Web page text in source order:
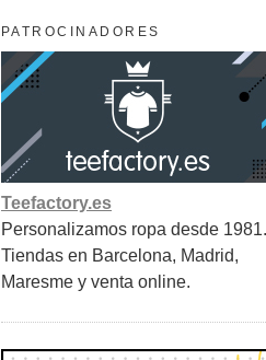
PATROCINADORES
Teefactory.es
Personalizamos ropa desde 1981.
Tiendas en Barcelona, Madrid,
Maresme y venta online.